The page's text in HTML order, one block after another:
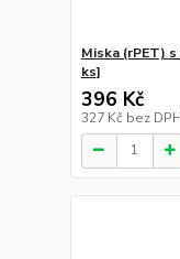
Miska (rPET)
ks]
396 Kč
327 Kč bez DPH